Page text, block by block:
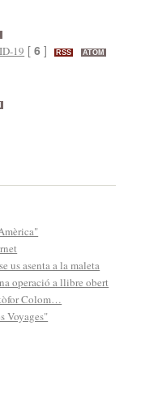
19 [6 ] RSS ATOM
us asenta a la maleta
operació a llibre obert
Colom…
Voyages"